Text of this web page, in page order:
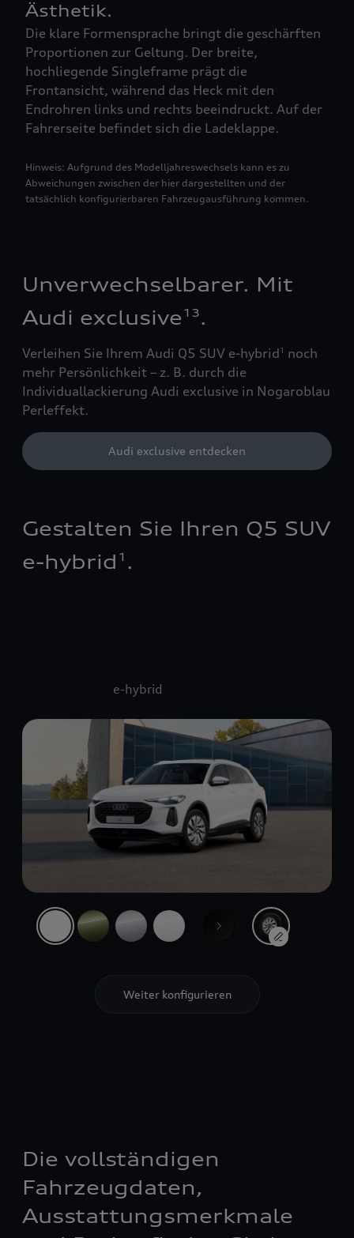
Ästhetik.
Die klare Formensprache bringt die geschärften
Proportionen zur Geltung. Der breite,
hochliegende Singleframe prägt die
Frontansicht, während das Heck mit den
Endrohren links und rechts beeindruckt. Auf der
Fahrerseite befindet sich die Ladeklappe.
Hinweis: Aufgrund des Modelljahreswechsels kann es zu
Abweichungen zwischen der hier dargestellten und der
tatsächlich konfigurierbaren Fahrzeugausführung kommen.
Unverwechselbarer. Mit
Audi exclusive13.
Verleihen Sie Ihrem Audi Q5 SUV e-hybrid1
noch
mehr Persönlichkeit – z. B. durch die
Individuallackierung Audi exclusive in Nogaroblau
Perleffekt.
Audi exclusive entdecken
Gestalten Sie Ihren Q5 SUV
e-hybrid 1 .
Die vollständigen
Fahrzeugdaten,
Ausstattungsmerkmale